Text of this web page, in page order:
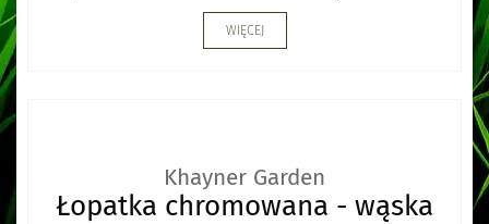
WIĘCEJ
Khayner Garden
Łopatka chromowana - wąska